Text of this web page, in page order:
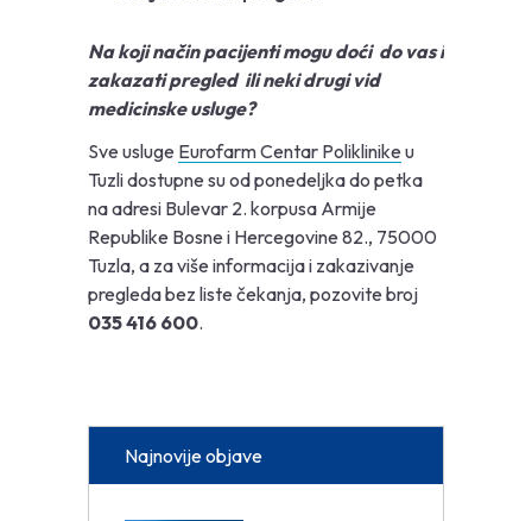
Na koji način pacijenti mogu doći do vas i
zakazati pregled ili neki drugi vid
medicinske usluge?
Sve usluge Eurofarm Centar Poliklinike u
Tuzli dostupne su od ponedeljka do petka
na adresi Bulevar 2. korpusa Armije
Republike Bosne i Hercegovine 82., 75000
Tuzla, a za više informacija i zakazivanje
pregleda bez liste čekanja, pozovite broj
035 416 600.
Najnovije objave